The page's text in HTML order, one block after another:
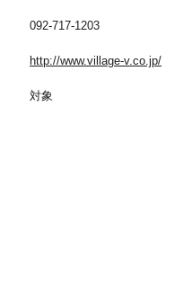
092-717-1203
http://www.village-v.co.jp/
対象